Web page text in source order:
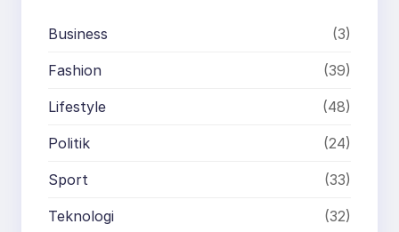
Business (3)
Fashion (39)
Lifestyle (48)
Politik (24)
Sport (33)
Teknologi (32)